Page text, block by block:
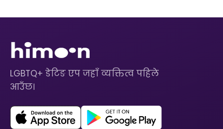
LGBTQ+ डेटिङ एप जहाँ व्यक्तित्व पहिले
आउँछ।